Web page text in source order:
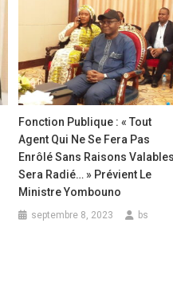
Fonction Publique : « Tout
Agent Qui Ne Se Fera Pas
Enrôlé Sans Raisons
Sera Radié… » Prévient Le
Ministre Yombouno
septembre 8, 2023 bs